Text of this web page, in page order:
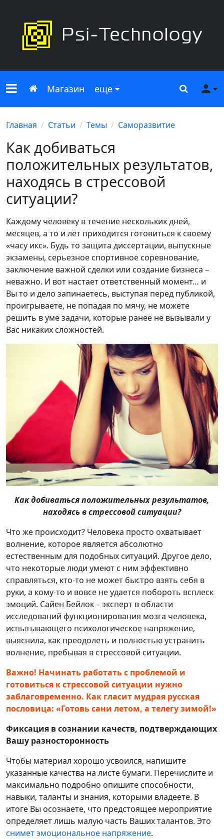
Меню сайта
Главная
Магазин еще Поиск
Главная Статьи Темы Саморазвитие
Как добиваться
положительных результатов,
находясь в стрессовой
ситуации?
Каждому человеку в течение нескольких дней,
месяцев, а то и лет приходится готовиться к своему
«часу икс». Будь то защита диссертации, выпускные
экзамены, серьезное спортивное соревнование,
заключение важной сделки или создание бизнеса –
неважно. И вот настает ответственный момент… и
Вы то и дело запинаетесь, выступая перед публикой,
проигрываете, не попадая по мячу, не можете
решить в уме задачи, которые ранее не вызывали у
Вас никаких сложностей.
Как добиваться положительных результатов,
находясь в стрессовой ситуации?
Что же происходит? Человека просто охватывает
волнение, которое является абсолютно
естественным для подобных ситуаций. Другое дело,
что некоторые люди умеют с ним эффективно
справляться, кто-то не может быстро взять себя в
руки, а кому-то и вовсе не удается побороть всплеск
эмоций. Сайен Бейлок – эксперт в области
исследований функционирования мозга человека,
испытывающего психологическое напряжение,
выяснила, как преодолеть и полностью устранить
волнение, пребывая в стрессовой ситуации.
Важно! Начинать работать с проблемой и
готовиться к стрессовой ситуации нужно
заблаговременно. Как гласит мудрая русская
пословица: «Готовь сани летом, а телегу зимой!»
Фиксация в сознании качеств, подтверждающих
Вашу разносторонность
Чтобы материал хорошо усвоился, напишите
указанные качества на листе бумаги. Перечислите и
максимально подробно опишите способности,
навыки, таланты и знания, которыми владеете. В
итоге Вы осознаете, что предстоящее мероприятие
определяет лишь малую часть Ваших талантов. Это
снимет эмоциональное напряжение.